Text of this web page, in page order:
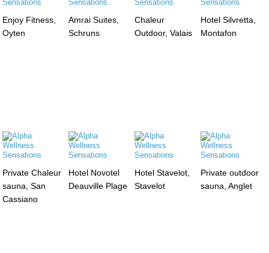
Enjoy Fitness,
Oyten
Amrai Suites,
Schruns
Chaleur
Outdoor, Valais
Hotel Silvretta,
Montafon
Private Chaleur
sauna, San
Cassiano
Hotel Novotel
Deauville Plage
Hotel Stavelot,
Stavelot
Private outdoor
sauna, Anglet